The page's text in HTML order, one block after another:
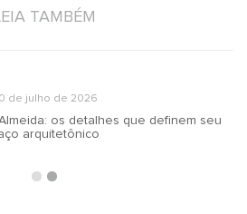
TAMBÉM
de julho de 2026
os detalhes que definem seu
arquitetônico